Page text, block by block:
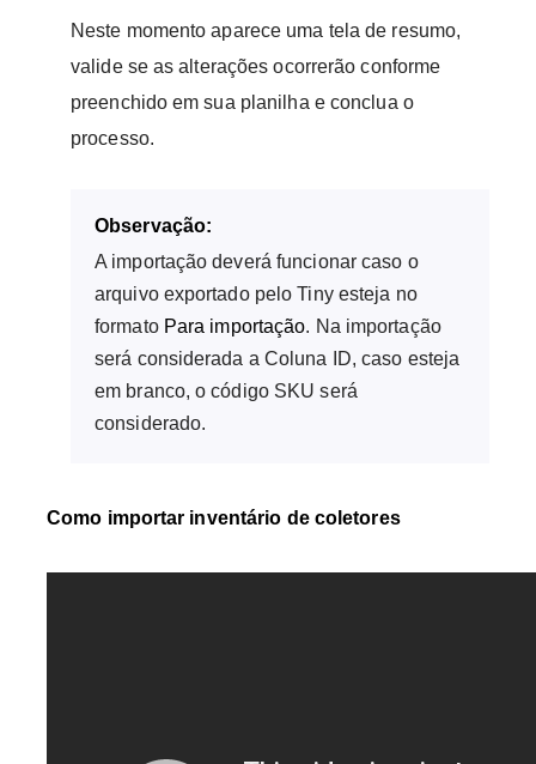
Neste momento aparece uma tela de resumo,
valide se as alterações ocorrerão conforme
preenchido em sua planilha e conclua o
processo.
Observação:
A importação deverá funcionar caso o
arquivo exportado pelo Tiny esteja no
formatoPara importação. Na importação
será considerada a Coluna ID, caso esteja
em branco, o código SKU será
considerado.
Como importar inventário de coletores